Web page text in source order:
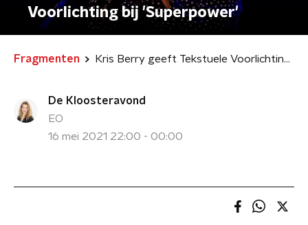
Voorlichting bij 'Superpower'
Fragmenten Kris Berry geeft Tekstuele Voorlichting bij 'Superpower'
De Kloosteravond
EO
16 mei 2021 22:00 - 00:00